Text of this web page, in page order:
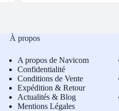
À propos
A propos de Navicom
Confidentialité
Conditions de Vente
Expédition & Retour
Actualités & Blog
Mentions Légales